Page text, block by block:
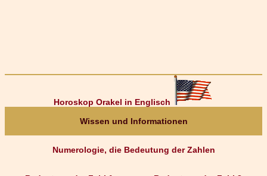
Horoskop Orakel in Englisch
Wissen und Informationen
Numerologie, die Bedeutung der Zahlen